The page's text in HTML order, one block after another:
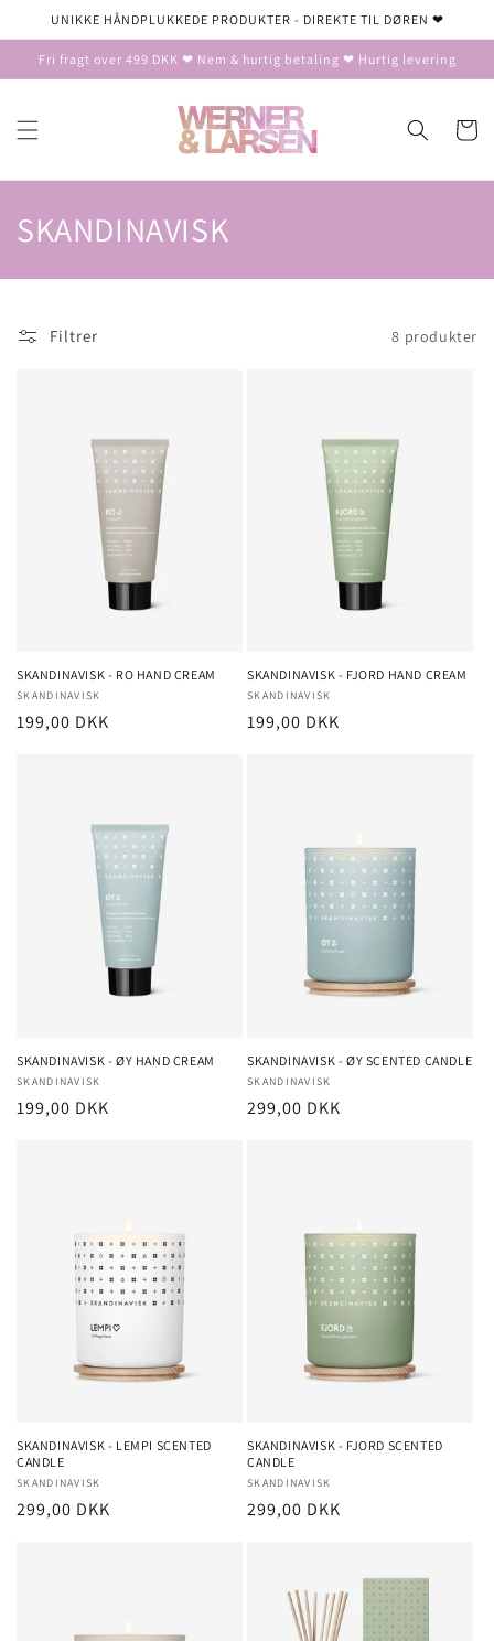
Gå til
UNIKKE HÅNDPLUKKEDE PRODUKTER - DIREKTE TIL DØREN ❤
Fri fragt over 499 DKK ❤ Nem & hurtig betaling ❤ Hurtig levering
K
o
:
SKANDINAVISK
Filtrer 8 produkter
SKANDINAVISK - RO HAND CREAM
Forhandler:
SKANDINAVISK
Normalpris
199,00 DKK
SKANDINAVISK - FJORD HAND CREAM
Forhandler:
SKANDINAVISK
Normalpris
199,00 DKK
SKANDINAVISK - ØY HAND CREAM
Forhandler:
SKANDINAVISK
Normalpris
199,00 DKK
SKANDINAVISK - ØY SCENTED CANDLE
Forhandler:
SKANDINAVISK
Normalpris
299,00 DKK
SKANDINAVISK - LEMPI SCENTED
CANDLE
Forhandler:
SKANDINAVISK
Normalpris
299,00 DKK
SKANDINAVISK - FJORD SCENTED
CANDLE
Forhandler:
SKANDINAVISK
Normalpris
299,00 DKK